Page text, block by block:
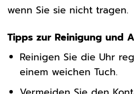
wenn Sie sie nicht tragen.
Tipps zur Reinigung und
Reinigen Sie die Uhr
einem weichen Tuch.